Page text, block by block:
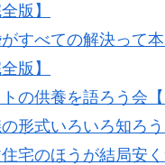
全版】
すべての解決って
全版】
の供養を語ろう会【
形式いろいろ知ろう
宅のほうが結局安